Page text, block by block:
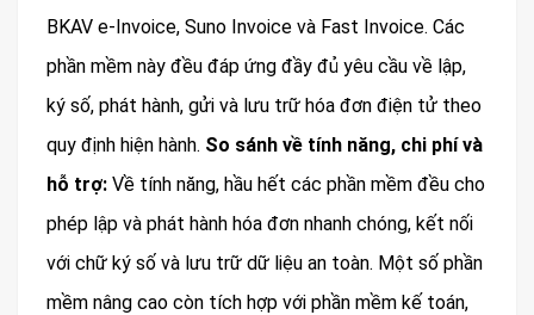
BKAV e-Invoice, Suno Invoice và Fast Invoice. Các
phần mềm này đều đáp ứng đầy đủ yêu cầu về lập,
ký số, phát hành, gửi và lưu trữ hóa đơn điện tử theo
quy định hiện hành. So sánh về tính năng, chi phí và
hỗ trợ: Về tính năng, hầu hết các phần mềm đều cho
phép lập và phát hành hóa đơn nhanh chóng, kết nối
với chữ ký số và lưu trữ dữ liệu an toàn. Một số phần
mềm nâng cao còn tích hợp với phần mềm kế toán,